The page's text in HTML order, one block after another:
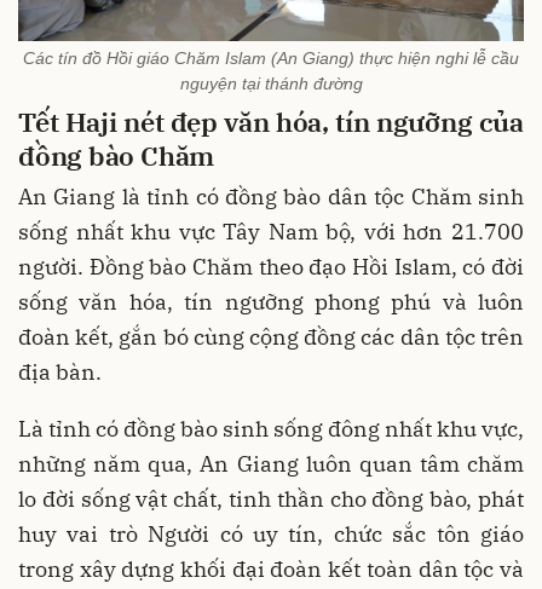
Các tín đồ Hồi giáo Chăm Islam (An Giang) thực hiện nghi lễ cầu
nguyện tại thánh đường
Tết Haji nét đẹp văn hóa, tín ngưỡng của
đồng bào Chăm
An Giang là tỉnh có đồng bào dân tộc Chăm sinh
sống nhất khu vực Tây Nam bộ, với hơn 21.700
người. Đồng bào Chăm theo đạo Hồi Islam, có đời
sống văn hóa, tín ngưỡng phong phú và luôn
đoàn kết, gắn bó cùng cộng đồng các dân tộc trên
địa bàn.
Là tỉnh có đồng bào sinh sống đông nhất khu vực,
những năm qua, An Giang luôn quan tâm chăm
lo đời sống vật chất, tinh thần cho đồng bào, phát
huy vai trò Người có uy tín, chức sắc tôn giáo
trong xây dựng khối đại đoàn kết toàn dân tộc và